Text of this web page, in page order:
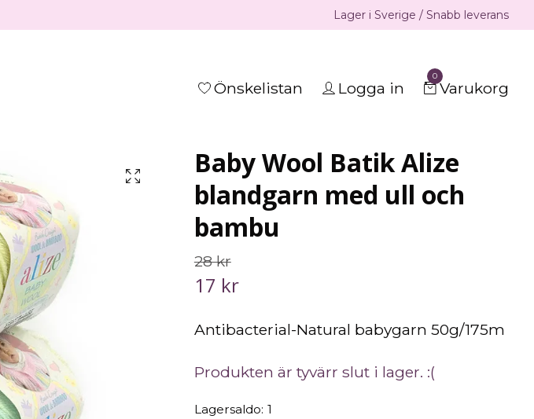
Lager i Sverige / Snabb leverans
Önskelistan Logga in
0
Varukorg
Baby Wool Batik Alize
blandgarn med ull och
bambu
28 kr
17 kr
Antibacterial-Natural babygarn 50g/175m
Produkten är tyvärr slut i lager. :(
Lagersaldo: 1